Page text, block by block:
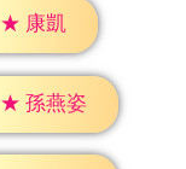
★ 康凱
★ 孫燕姿